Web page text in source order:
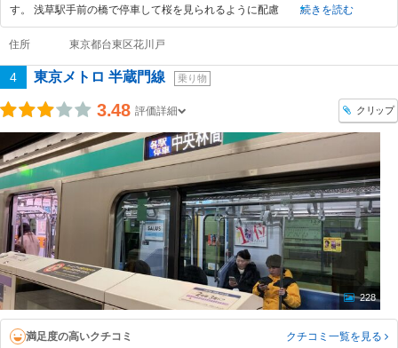
す。 浅草駅手前の橋で停車して桜を見られるように配慮
続きを読む
住所 東京都台東区花川戸
4 東京メトロ 半蔵門線 乗り物
3.48 評価詳細 クリップ
228
満足度の高いクチコミ クチコミ一覧を見る